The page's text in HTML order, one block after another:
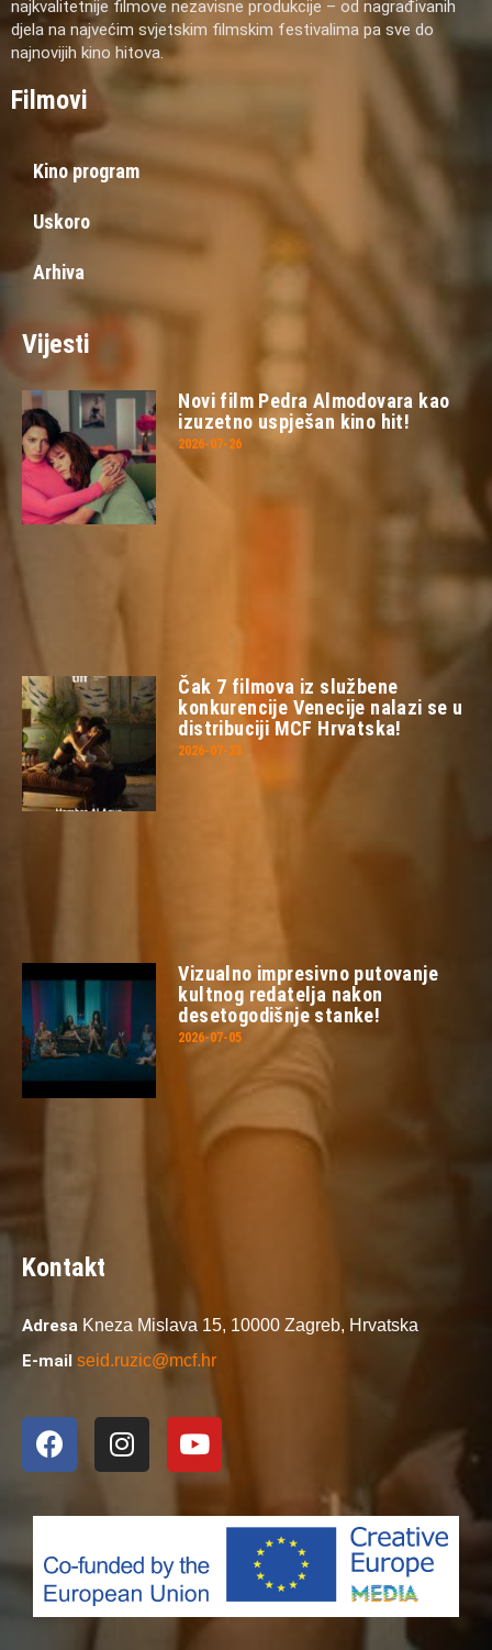
najkvalitetnije filmove nezavisne produkcije – od nagrađivanih
djela na najvećim svjetskim filmskim festivalima pa sve do
najnovijih kino hitova.
Filmovi
Kino program
Uskoro
Arhiva
Vijesti
Novi film Pedra Almodovara kao
izuzetno uspješan kino hit!
2026-07-26
Čak 7 filmova iz službene
konkurencije Venecije nalazi se u
distribuciji MCF Hrvatska!
2026-07-23
Vizualno impresivno putovanje
kultnog redatelja nakon
desetogodišnje stanke!
2026-07-05
Kontakt
Adresa Kneza Mislava 15, 10000 Zagreb, Hrvatska
E-mail seid.ruzic@mcf.hr